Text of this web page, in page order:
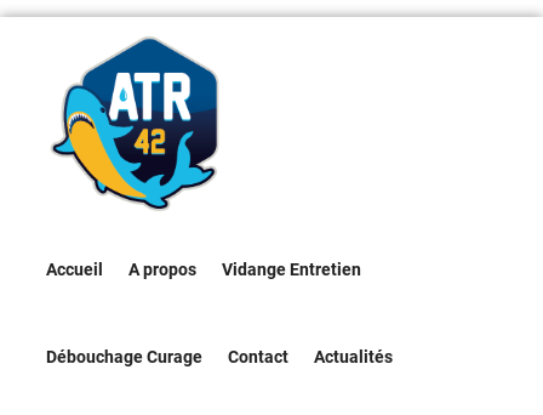
Accueil A propos Vidange Entretien
Débouchage Curage Contact Actualités